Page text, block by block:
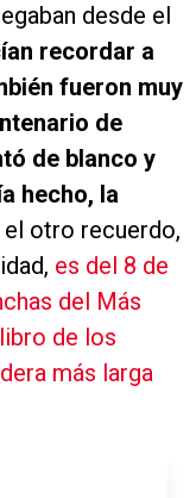
desde el
recordar a
fueron muy
de
de blanco y
hecho, la
el otro recuerdo,
es del 8 de
del Más
de los
más larga